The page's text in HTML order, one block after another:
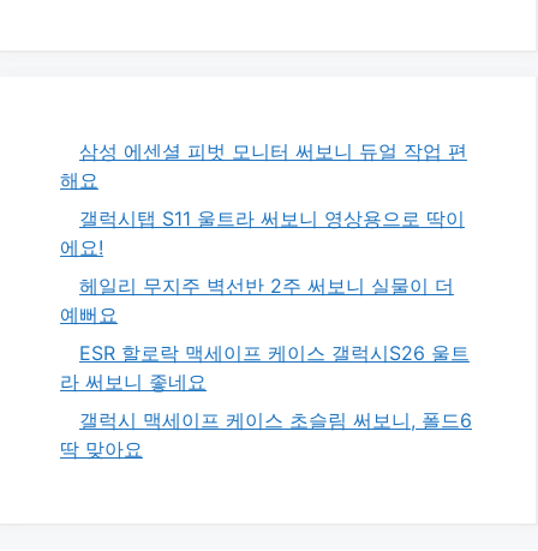
삼성 에센셜 피벗 모니터 써보니 듀얼 작업 편
해요
갤럭시탭 S11 울트라 써보니 영상용으로 딱이
에요!
헤일리 무지주 벽선반 2주 써보니 실물이 더
예뻐요
ESR 할로락 맥세이프 케이스 갤럭시S26 울트
라 써보니 좋네요
갤럭시 맥세이프 케이스 초슬림 써보니, 폴드6
딱 맞아요